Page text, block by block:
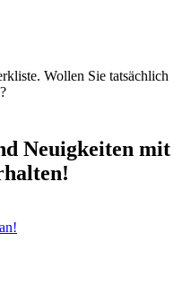
Wollen Sie tatsächlich
Neuigkeiten mit